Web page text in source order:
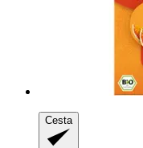
Cesta